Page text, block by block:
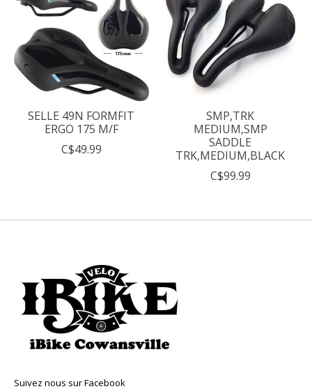
SELLE 49N FORMFIT
ERGO 175 M/F
C$49.99
SMP,TRK
MEDIUM,SMP
SADDLE
TRK,MEDIUM,BLACK
C$99.99
Suivez nous sur Facebook